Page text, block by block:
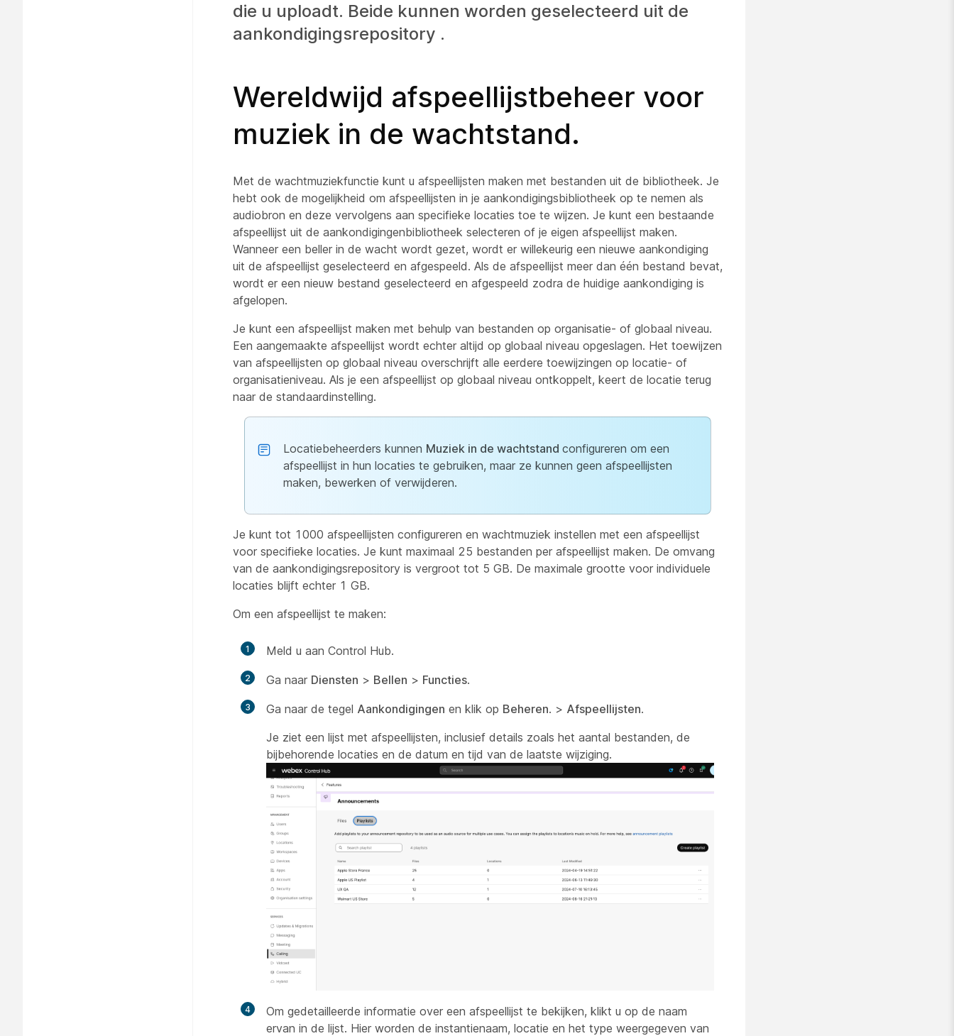
die u uploadt. Beide kunnen worden geselecteerd uit de
aankondigingsrepository .
Wereldwijd afspeellijstbeheer voor
muziek in de wachtstand.
Met de wachtmuziekfunctie kunt u afspeellijsten maken met bestanden uit de bibliotheek. Je
hebt ook de mogelijkheid om afspeellijsten in je aankondigingsbibliotheek op te nemen als
audiobron en deze vervolgens aan specifieke locaties toe te wijzen. Je kunt een bestaande
afspeellijst uit de aankondigingenbibliotheek selecteren of je eigen afspeellijst maken.
Wanneer een beller in de wacht wordt gezet, wordt er willekeurig een nieuwe aankondiging
uit de afspeellijst geselecteerd en afgespeeld. Als de afspeellijst meer dan één bestand bevat,
wordt er een nieuw bestand geselecteerd en afgespeeld zodra de huidige aankondiging is
afgelopen.
Je kunt een afspeellijst maken met behulp van bestanden op organisatie- of globaal niveau.
Een aangemaakte afspeellijst wordt echter altijd op globaal niveau opgeslagen. Het toewijzen
van afspeellijsten op globaal niveau overschrijft alle eerdere toewijzingen op locatie- of
organisatieniveau. Als je een afspeellijst op globaal niveau ontkoppelt, keert de locatie terug
naar de standaardinstelling.
Locatiebeheerders kunnen Muziek in de wachtstand configureren om een
afspeellijst in hun locaties te gebruiken, maar ze kunnen geen afspeellijsten
maken, bewerken of verwijderen.
Je kunt tot 1000 afspeellijsten configureren en wachtmuziek instellen met een afspeellijst
voor specifieke locaties. Je kunt maximaal 25 bestanden per afspeellijst maken. De omvang
van de aankondigingsrepository is vergroot tot 5 GB. De maximale grootte voor individuele
locaties blijft echter 1 GB.
Om een afspeellijst te maken:
1 Meld u aan Control Hub.
2 Ga naar Diensten > Bellen > Functies.
3 Ga naar de tegel Aankondigingen en klik op Beheren. > Afspeellijsten.
Je ziet een lijst met afspeellijsten, inclusief details zoals het aantal bestanden, de
bijbehorende locaties en de datum en tijd van de laatste wijziging.
4
Om gedetailleerde informatie over een afspeellijst te bekijken, klikt u op de naam
ervan in de lijst. Hier worden de instantienaam, locatie en het type weergegeven van